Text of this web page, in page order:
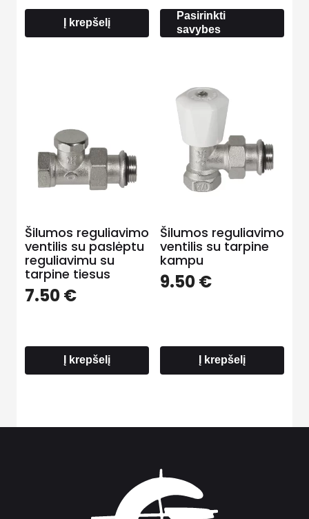
Į krepšelį 249.00 €
Pasirinkti
savybes
Šilumos reguliavimo
ventilis su paslėptu
reguliavimu su
tarpine tiesus
7.50€
Į krepšelį
Šilumos reguliavimo
ventilis su tarpine
kampu
9.50€
Į krepšelį